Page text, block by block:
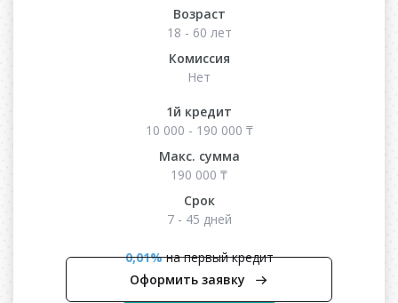
Возраст
18 - 60 лет
Комиссия
Нет
1й кредит
10 000 - 190 000 ₸
Макс. сумма
190 000 ₸
Срок
7 - 45 дней
0,01%на первый кредит
Оформить заявку